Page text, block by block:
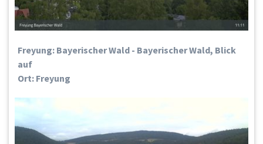
Freyung: Bayerischer Wald - Bayerischer Wald, Blick
auf
Ort: Freyung